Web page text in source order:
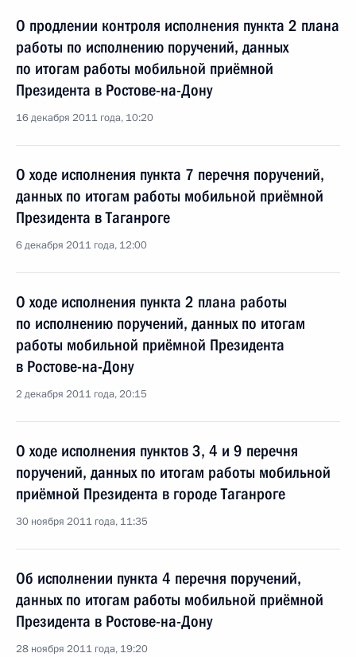
О продлении контроля исполнения пункта 2 плана
работы по исполнению поручений, данных
по итогам работы мобильной приёмной
Президента в Ростове-на-Дону
16 декабря 2011 года, 10:20
О ходе исполнения пункта 7 перечня поручений,
данных по итогам работы мобильной приёмной
Президента в Таганроге
6 декабря 2011 года, 12:00
О ходе исполнения пункта 2 плана работы
по исполнению поручений, данных по итогам
работы мобильной приёмной Президента
в Ростове-на-Дону
2 декабря 2011 года, 20:15
О ходе исполнения пунктов 3, 4 и 9 перечня
поручений, данных по итогам работы мобильной
приёмной Президента в городе Таганроге
30 ноября 2011 года, 11:35
Об исполнении пункта 4 перечня поручений,
данных по итогам работы мобильной приёмной
Президента в Ростове-на-Дону
28 ноября 2011 года, 19:20